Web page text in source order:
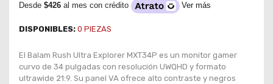
Desde $426 al mes con crédito Ver más
DISPONIBLES: 0 PIEZAS
El Balam Rush Ultra Explorer MXT34P es un monitor gamer
curvo de 34 pulgadas con resolución UWQHD y formato
ultrawide 21:9. Su panel VA ofrece alto contraste y negros